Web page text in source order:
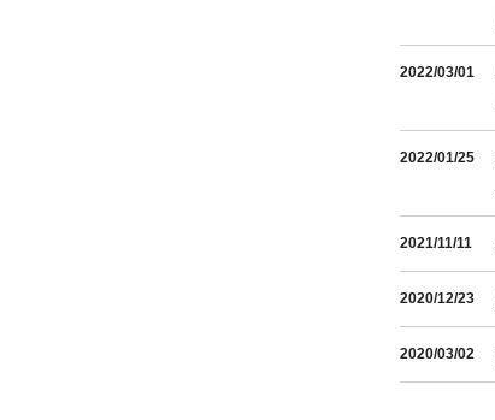
2022/03/01
2022/01/25
2021/11/11
2020/12/23
2020/03/02